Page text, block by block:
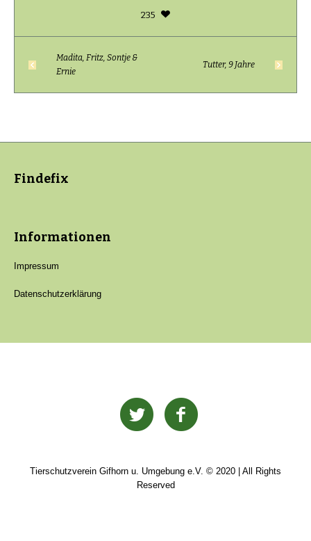
235
Madita, Fritz, Sontje &
Ernie
Tutter, 9 Jahre
Findefix
Informationen
Impressum
Datenschutzerklärung
Tierschutzverein Gifhorn u. Umgebung e.V. © 2020 | All Rights
Reserved